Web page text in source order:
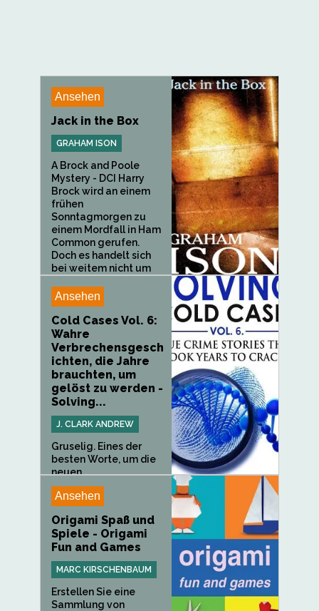
Ansehen
Jack in the Box
GRAHAM ISON
A Brock and Poole
Mystery - DCI Harry
Brock wird an einem
frühen
Sonntagmorgen zu
einem Mordfall in Ham
Common gerufen.
Doch es handelt sich
bei weitem nicht um
Ansehen
Cold Cases Vol. 6:
Wahre
Verbrechensgesch
ichten, die Jahre
brauchten, um
gelöst zu werden -
Solving...
J. CLARK ANDREW
Gruselig. Eines der
besten Worte, um die
neuen...
Ansehen
Origami Spaß und
Spiele - Origami
Fun and Games
MARC KIRSCHENBAUM
Erstellen Sie eine
Sammlung von